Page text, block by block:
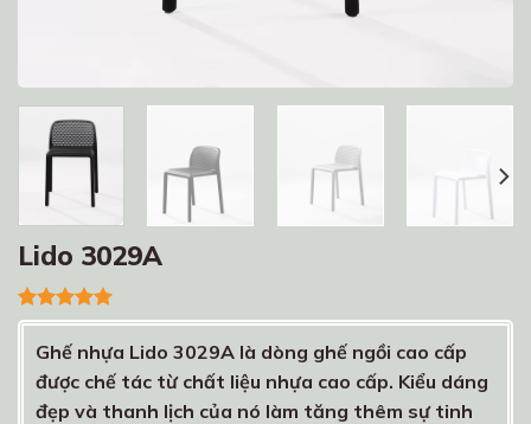
Lido 3029A
5.00trên 5
dựa trên
1
đánh giá
Ghế nhựa Lido 3029A là dòng ghế ngồi cao cấp
được chế tác từ chất liệu nhựa cao cấp. Kiểu dáng
đẹp và thanh lịch của nó làm tăng thêm sự tinh